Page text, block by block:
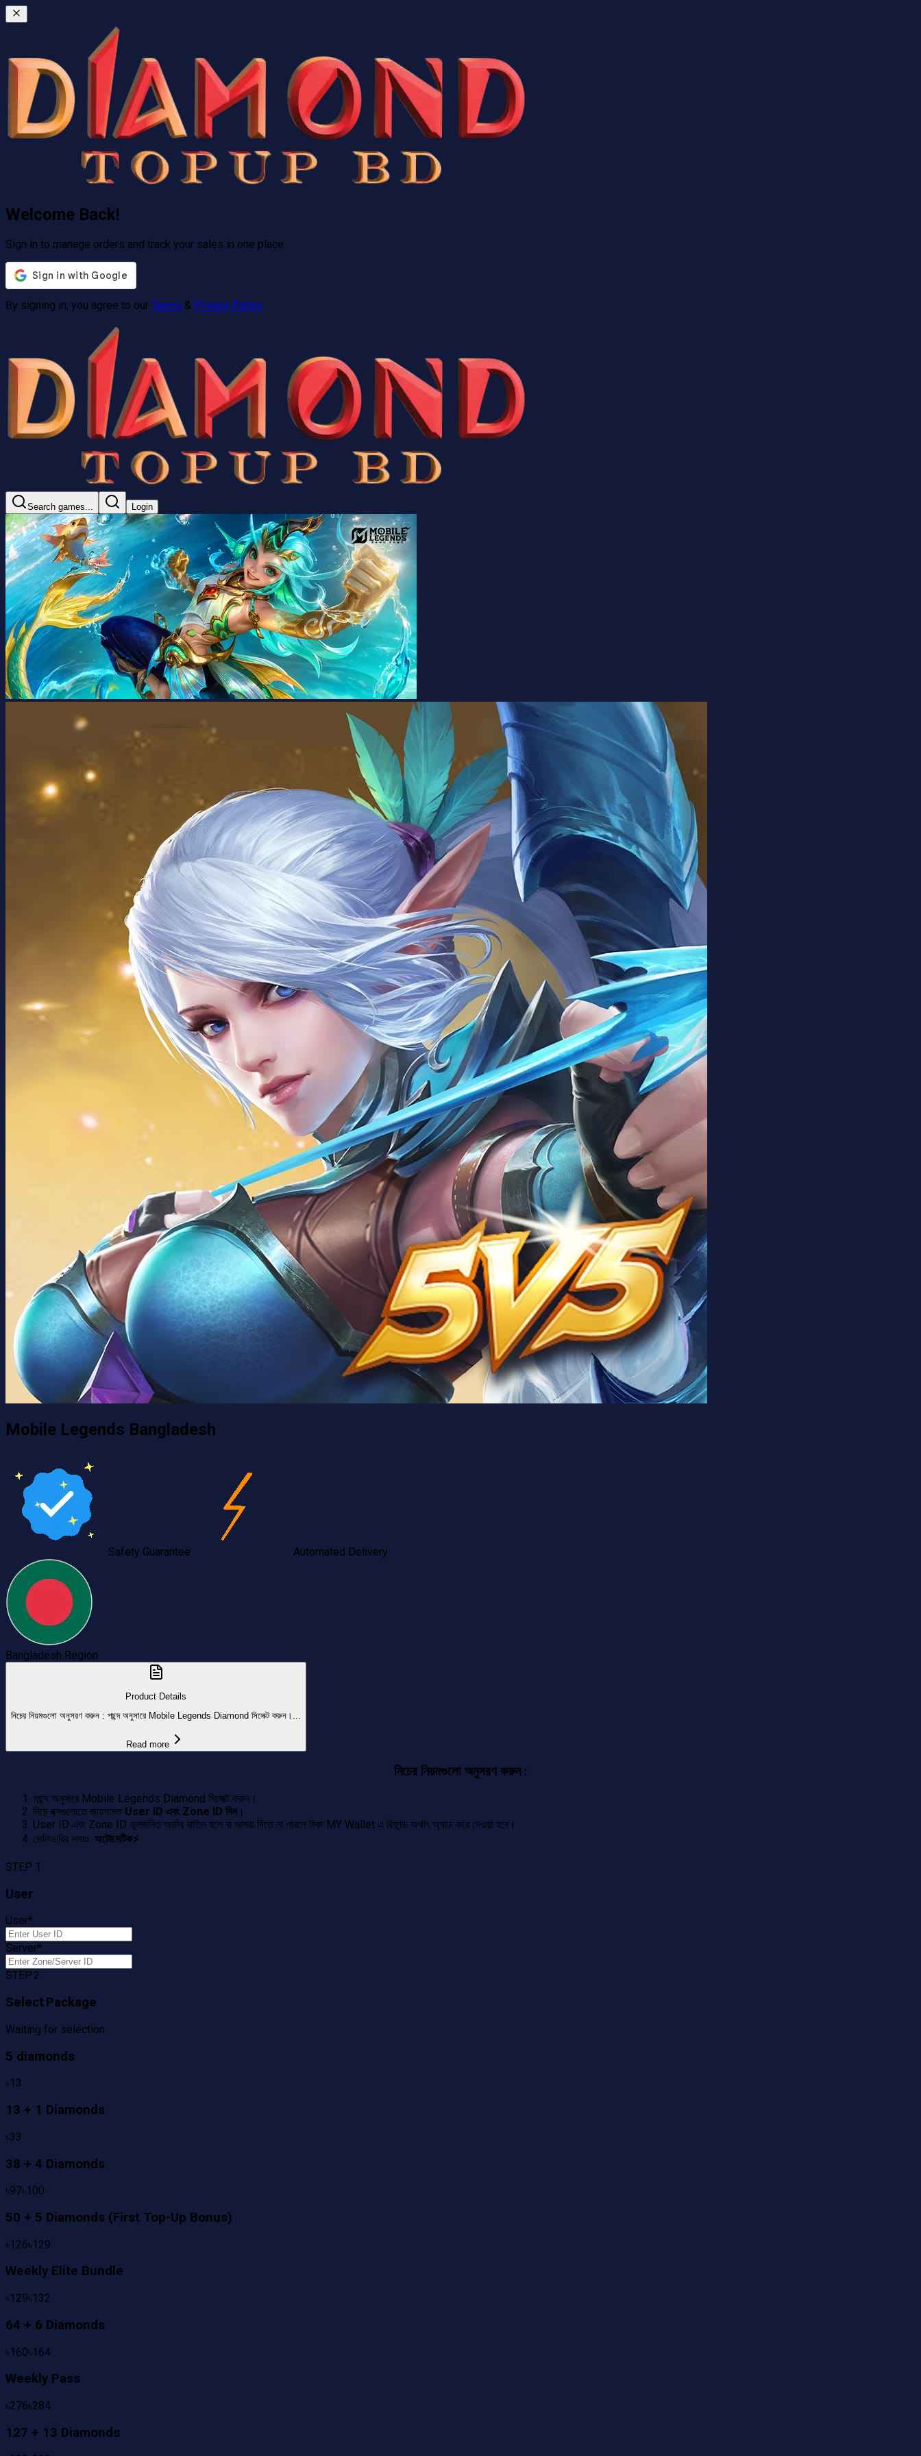
Welcome Back!
Sign in to manage orders and track your sales in one place.
By signing in, you agree to our Terms & Privacy Policy
Search games... Login
Mobile Legends Bangladesh
Safety Guarantee Automated Delivery
Bangladesh Region
Product Details
নিচের নিয়মগুলো অনুসরণ করুন : পছন্দ অনুসারে Mobile Legends Diamond সিলেক্ট করুন।...
Read more
নিচের নিয়মগুলো অনুসরণ করুন :
পছন্দ অনুসারে Mobile Legends Diamond সিলেক্ট করুন।
নিচে বক্সগুলোতে জায়গামত User ID এবং Zone ID দিন।
User ID এবং Zone ID ভুলজনিত অর্ডার বাতিল হলে বা আমরা দিতে না পারলে টাকা MY Wallet এ রিফান্ড অর্থাৎ অ্যাড করে দেওয়া হবে।
ডেলিভারির সময়ঃ অটোমেটিক⚡
STEP 1
User
User*
Server*
STEP 2
Select Package
Waiting for selection
5 diamonds
৳13
13 + 1 Diamonds
৳33
38 + 4 Diamonds
৳97৳100
50 + 5 Diamonds (First Top-Up Bonus)
৳126৳129
Weekly Elite Bundle
৳129৳132
64 + 6 Diamonds
৳160৳164
Weekly Pass
৳276৳284
127 + 13 Diamonds